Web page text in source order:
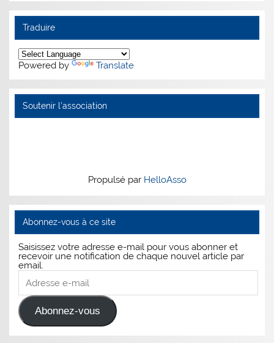
Traduire
Powered by Translate
Soutenir l’association
Propulsé par HelloAsso
Abonnez-vous à ce site
Saisissez votre adresse e-mail pour vous abonner et
recevoir une notification de chaque nouvel article par
email.
Adresse
e-
mail
Abonnez-vous